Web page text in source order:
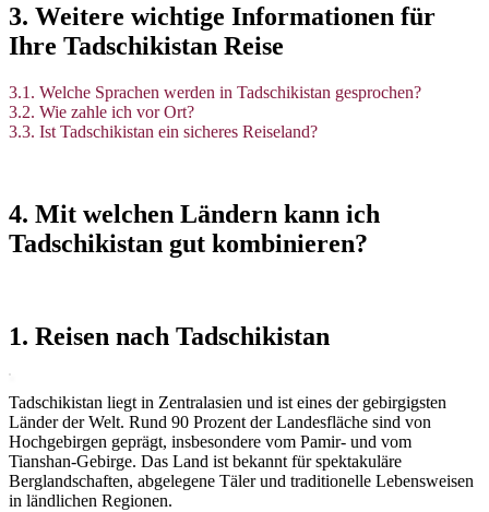
3. Weitere wichtige Informationen für
Ihre Tadschikistan Reise
3.1. Welche Sprachen werden in Tadschikistan gesprochen?
3.2. Wie zahle ich vor Ort?
3.3. Ist Tadschikistan ein sicheres Reiseland?
4. Mit welchen Ländern kann ich
Tadschikistan gut kombinieren?
1. Reisen nach Tadschikistan
Tadschikistan liegt in Zentralasien und ist eines der gebirgigsten
Länder der Welt. Rund 90 Prozent der Landesfläche sind von
Hochgebirgen geprägt, insbesondere vom Pamir- und vom
Tianshan-Gebirge. Das Land ist bekannt für spektakuläre
Berglandschaften, abgelegene Täler und traditionelle Lebensweisen
in ländlichen Regionen.